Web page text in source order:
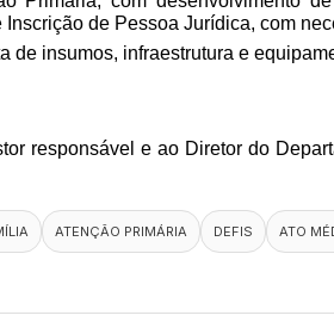
de Pessoa Jurídica, com
de insumos, infraestrutura e
responsável e ao Diretor do
ATENÇÃO PRIMÁRIA DEFIS ATO